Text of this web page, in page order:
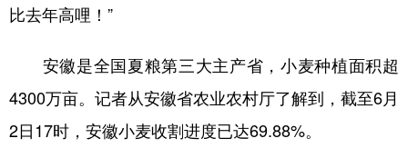
比去年高哩！”
安徽是全国夏粮第三大主产省，小麦种植面积超
4300万亩。记者从安徽省农业农村厅了解到，截至6月
2日17时，安徽小麦收割进度已达69.88%。